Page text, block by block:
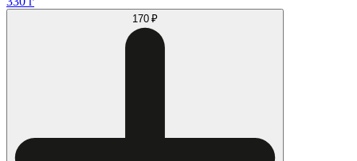
170 ₽